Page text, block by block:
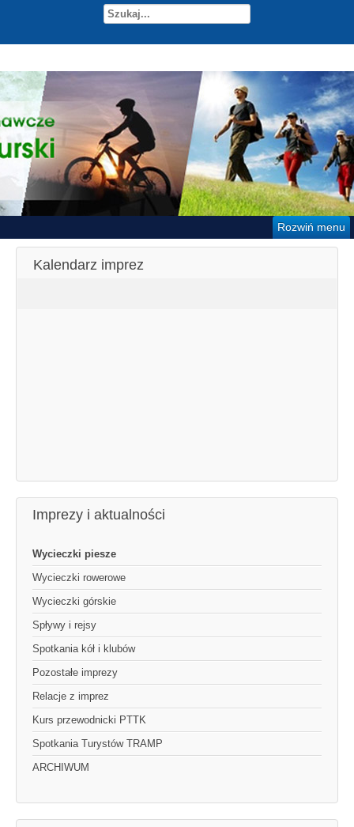
Rozwiń menu
Kalendarz imprez
Imprezy i aktualności
Wycieczki piesze
Wycieczki rowerowe
Wycieczki górskie
Spływy i rejsy
Spotkania kół i klubów
Pozostałe imprezy
Relacje z imprez
Kurs przewodnicki PTTK
Spotkania Turystów TRAMP
ARCHIWUM